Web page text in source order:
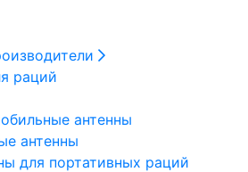
раций
антенны
антенны
для портативных раций